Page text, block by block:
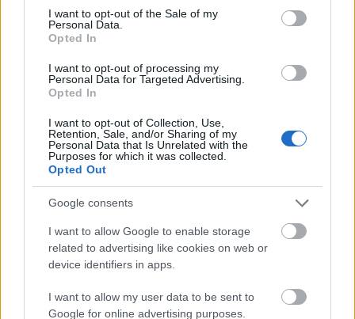
consent section.
I want to opt-out of the Sale of my
Personal Data.
Opted In
I want to opt-out of processing my
Personal Data for Targeted Advertising.
Opted In
I want to opt-out of Collection, Use,
Retention, Sale, and/or Sharing of my
Personal Data that Is Unrelated with the
Purposes for which it was collected.
Opted Out
Google consents
I want to allow Google to enable storage
related to advertising like cookies on web or
device identifiers in apps.
I want to allow my user data to be sent to
Google for online advertising purposes.
November 9-én a Színház- és Filmművészeti Egyetem
buliján a Király u. 8-10-be költözött Gödör Klubban
lép fel Müller Péter Sziámi és ...
Sziámival és Zagarral nyit az új
Gödör